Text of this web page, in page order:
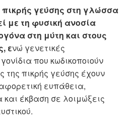
πικρής γεύσης στη γλώσσα
με τη φυσική ανοσία
στη μύτη και στους
ενώ γενετικές
που κωδικοποιούν
της πικρής γεύσης έχουν
ευπάθεια,
έκβαση σε λοιμώξεις